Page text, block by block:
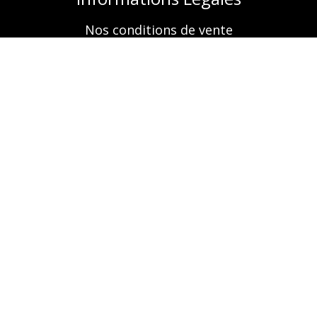
Nos conditions de vente